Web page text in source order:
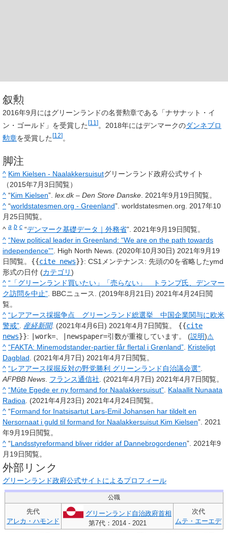
叙勲
2016年9月にはグリーンランドの名誉勲章である「ナサナット・イ
ン・ゴールド」を受賞した [11 ] 。2018年にはデンマークのダンネブロ
勲章を受賞した[12]。
脚注
^ Kim Kielsen - Naalakkersuisutグリーンランド政府公式サイト
（2015年7月3日閲覧）
^ “Kim Kielsen”. lex.dk – Den Store Danske. 2021年9月19日閲覧。
^ “worldstatesmen.org - Greenland”. worldstatesmen.org. 2017年10
月25日閲覧。
^ a b c “デンマーク基礎データ｜外務省”. 2021年9月19日閲覧。
^ “New political leader in Greenland: “We are on the path towards
independence”” . High North News. (2020年10月30日) 2021年9月19
日閲覧。 {{cite news}}: CS1メンテナンス: 先頭の0を省略したymd
形式の日付 (カテゴリ)
^ “「グリーンランド買いたい」「売らない」 トランプ氏、デンマー
ク訪問を中止” . BBCニュース. (2019年8月21日) 2021年4月24日閲
覧。
^ “レアアース採掘争点 グリーンランド総選挙 中国企業関与に欧米
警戒” 産経新聞. (2021年4月6日) 2021年4月7日閲覧。 {{cite
news}}: |work= |newspaper=引数が重複しています。 (説明)⚠
^ “FAKTA: Minemodstander-partier får flertal i Grønland” Kristeligt
Dagblad . (2021年4月7日) 2021年4月7日閲覧。
^ “レアアース採掘反対の野党勝利 グリーンランド自治議会選”
AFPBB News フランス通信社 . (2021年4月7日) 2021年4月7日閲覧。
^ “Múte Egede er ny formand for Naalakkersuisut” Kalaallit Nunaata
Radioa . (2021年4月23日) 2021年4月24日閲覧。
^ “Formand for Inatsisartut Lars-Emil Johansen har tildelt en
Nersornaat i guld til formand for Naalakkersuisut Kim Kielsen”. 2021
年9月19日閲覧。
^ “Landsstyreformand bliver ridder af Dannebrogordenen”. 2021年9
月19日閲覧。
外部リンク
グリーンランド政府公式サイトによるプロフィール
公職
先代
アレカ・ハモンド
グリーンランド自治政府首相
第7代：2014 - 2021
次代
ムテ・エーエデ